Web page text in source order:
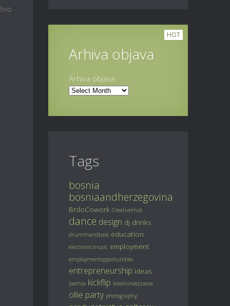
HOT
Arhiva objava
Arhiva objava
Tags
bosnia
bosniaandherzegovina
BrdoCowork CreativeHub
dance design dj drinks
drummandbass education
electronicmusic employment
employmentopportunities
entrepreneurship ideas
joomla kickflip kreativnostzasve
ollie party photography